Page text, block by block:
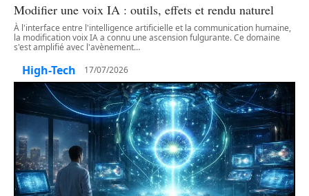
Modifier une voix IA : outils, effets et rendu naturel
À l'interface entre l'intelligence artificielle et la communication humaine,
la modification voix IA a connu une ascension fulgurante. Ce domaine
s'est amplifié avec l'avènement…
High-Tech 17/07/2026